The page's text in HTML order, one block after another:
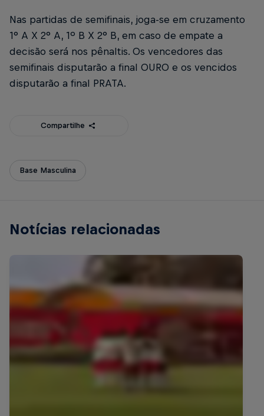
Nas partidas de semifinais, joga-se em cruzamento
1° A X 2° A, 1º B X 2° B, em caso de empate a
decisão será nos pênaltis. Os vencedores das
semifinais disputarão a final OURO e os vencidos
disputarão a final PRATA.
Compartilhe
Base Masculina
Notícias relacionadas